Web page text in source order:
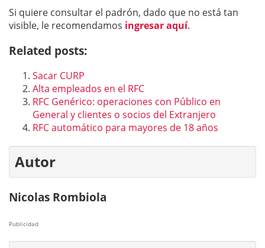
Si quiere consultar el padrón, dado que no está tan
visible, le recomendamos ingresar aquí.
Related posts:
Sacar CURP
Alta empleados en el RFC
RFC Genérico: operaciones con Público en
General y clientes o socios del Extranjero
RFC automático para mayores de 18 años
Autor
Nicolas Rombiola
Publicidad